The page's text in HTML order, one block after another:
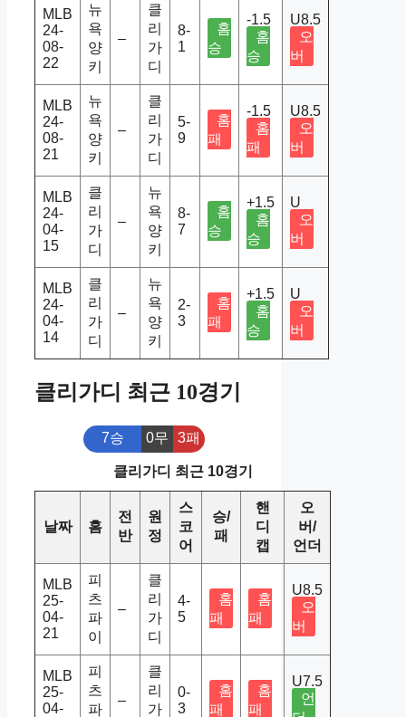
MLB
24-
08-
22
뉴
욕
양
키
–
클
리
가
디
8-
1
홈
승
-1.5
홈
승
U8.5
오
버
MLB
24-
08-
21
뉴
욕
양
키
–
클
리
가
디
5-
9
홈
패
-1.5
홈
패
U8.5
오
버
MLB
24-
04-
15
클
리
가
디
–
뉴
욕
양
키
8-
7
홈
승
+1.5
홈
승
U
오
버
MLB
24-
04-
14
클
리
가
디
–
뉴
욕
양
키
2-
3
홈
패
+1.5
홈
승
U
오
버
클리가디 최근 10경기
7승 0무 3패
클리가디 최근 10경기
날짜 홈
전
반
원
정
스
코
어
승/
패
핸
디
캡
오
버/
언더
MLB
25-
04-
21
피
츠
파
이
–
클
리
가
디
4-
5
홈
패
홈
패
U8.5
오
버
MLB
25-
04-
피
츠
파
–
클
리
가
0-
3
홈
패
홈
패
U7.5
언